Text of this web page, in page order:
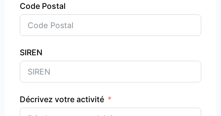
Code Postal
SIREN
Décrivez votre activité